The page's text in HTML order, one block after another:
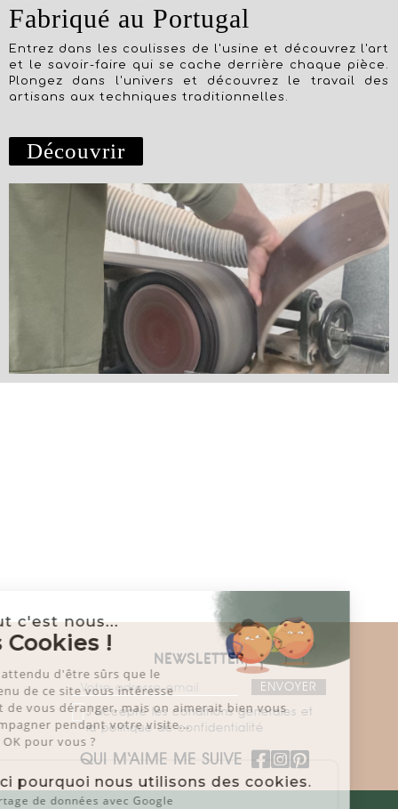
Fabriqué au Portugal
Entrez dans les coulisses de l'usine et découvrez l'art
et le savoir-faire qui se cache derrière chaque pièce.
Plongez dans l'univers et découvrez le travail des
artisans aux techniques traditionnelles.
Découvrir
NEWSLETTER
J'accepte les conditions générales et
la politique de confidentialité
QUI M‘AIME ME SUIVE
Salut c'est nous...
les Cookies !
On a attendu d'être sûrs que le
contenu de ce site vous intéresse
avant de vous déranger, mais on aimerait bien vous
accompagner pendant votre visite...
C'est OK pour vous ?
Voici pourquoi nous utilisons des cookies.
Partage de données avec Google